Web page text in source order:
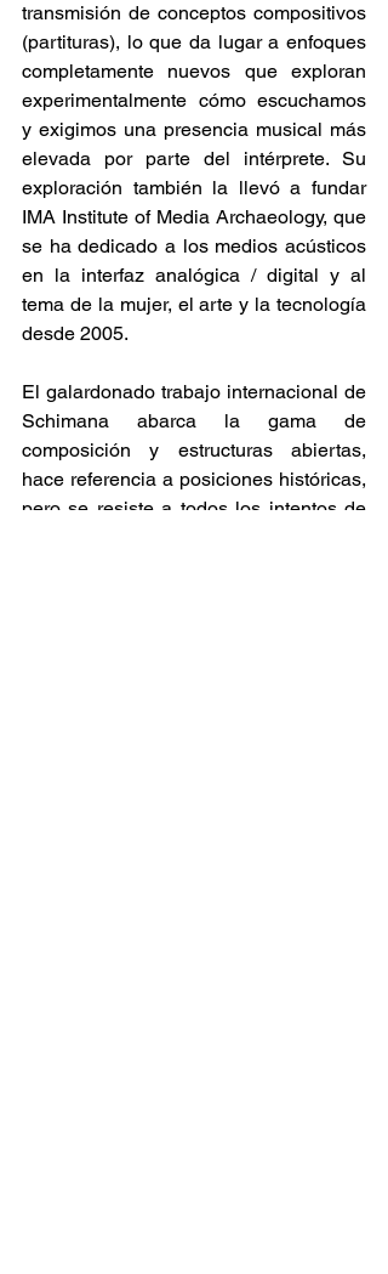
transmisión de conceptos compositivos
(partituras), lo que da lugar a enfoques
completamente nuevos que exploran
experimentalmente cómo escuchamos
y exigimos una presencia musical más
elevada por parte del intérprete. Su
exploración también la llevó a fundar
IMA Institute of Media Archaeology, que
se ha dedicado a los medios acústicos
en la interfaz analógica / digital y al
tema de la mujer, el arte y la tecnología
desde 2005.
El galardonado trabajo internacional de
Schimana abarca la gama de
composición y estructuras abiertas,
hace referencia a posiciones históricas,
pero se resiste a todos los intentos de